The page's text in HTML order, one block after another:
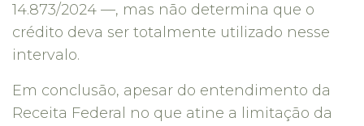
14.873/2024 —, mas não determina que o
crédito deva ser totalmente utilizado nesse
intervalo.
Em conclusão, apesar do entendimento da
Receita Federal no que atine a limitação da